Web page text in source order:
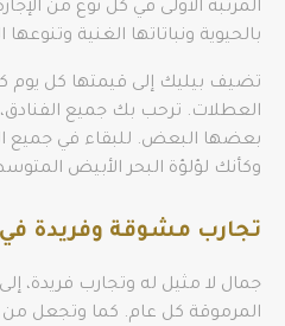
المرتبة الأولى في كل نوع من
بالحيوية ونباتاتها الغنية وتنوعها
تضيف بيليك إلى قيمتها كل
العطلات. ترحب بك جميع
بعضها البعض. للبقاء في
وكأنك لؤلؤة البحر الأبيض
تجارب مشوقة وفريدة
جمال لا مثيل له وتجارب فريدة،
المرموقة كل عام. كما وتجعل من